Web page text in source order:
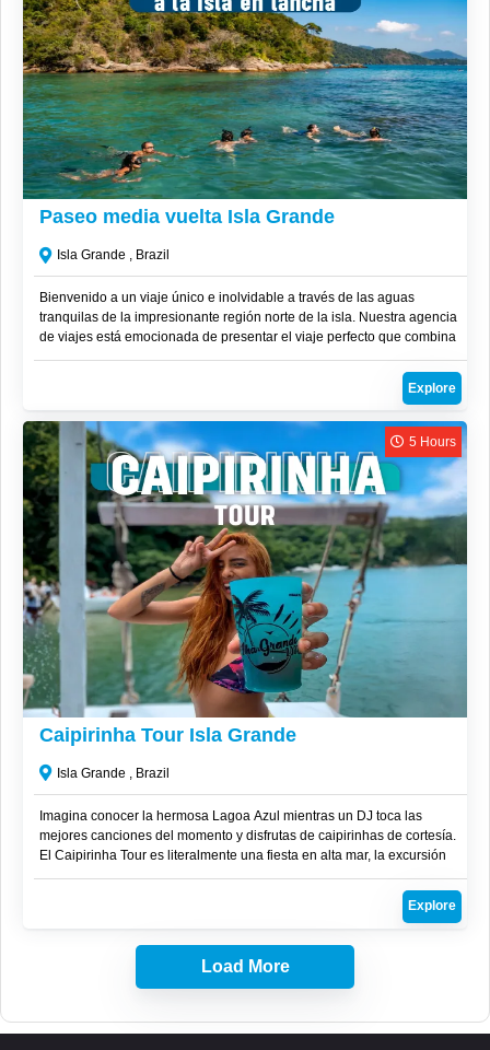
R$200
Paseo media vuelta Isla Grande
Isla Grande , Brazil
Bienvenido a un viaje único e inolvidable a través de las aguas
tranquilas de la impresionante región norte de la isla. Nuestra agencia
de viajes está emocionada de presentar el viaje perfecto que combina
la serenidad del buceo con peces en aguas cristalinas. Prepárate para
maravillarte con la magia de la Lagoa Azul y sus paradas favoritas a lo
Explore
R$ 250
5 Hours
Caipirinha Tour Isla Grande
Isla Grande , Brazil
Imagina conocer la hermosa Lagoa Azul mientras un DJ toca las
mejores canciones del momento y disfrutas de caipirinhas de cortesía.
El Caipirinha Tour es literalmente una fiesta en alta mar, la excursión
ideal para quienes desean conectarse con la naturaleza, conocer
nuevas personas, sumergirse en la vida nocturna, explorar el acuario
natural de la encantadora Lagoa Azul y visitar otras dos playas
Explore
Load More